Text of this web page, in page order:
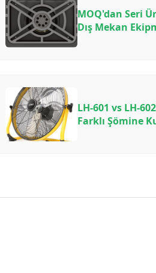
MOQ'dan Seri
Dış Mekan
LH-601 vs LH-
Farklı Şömine